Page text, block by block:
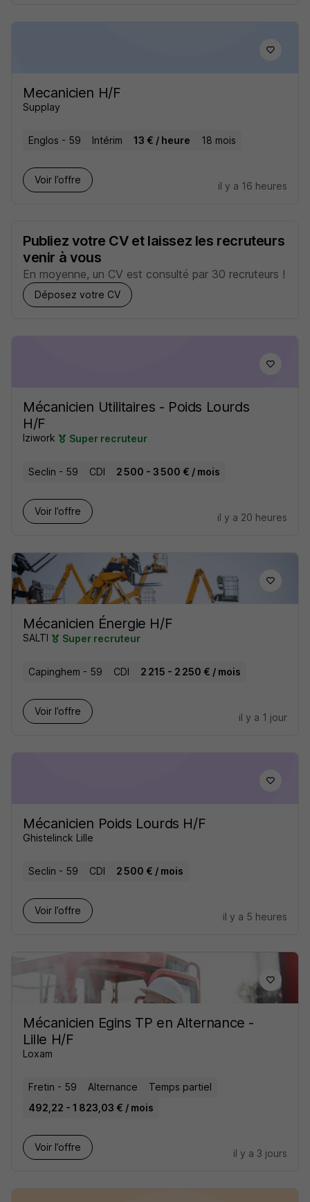
Mecanicien H/F
Supplay
Englos - 59 Intérim 13 € / heure 18 mois
Voir l’offre
il y a 16 heures
Publiez votre CV et laissez les recruteurs
venir à vous
En moyenne, un CV est consulté par 30 recruteurs !
Déposez votre CV
Mécanicien Utilitaires - Poids Lourds
H/F
Iziwork Super recruteur
Seclin - 59 CDI 2 500 - 3 500 € / mois
Voir l’offre
il y a 20 heures
Mécanicien Énergie H/F
SALTI Super recruteur
Capinghem - 59 CDI 2 215 - 2 250 € / mois
Voir l’offre
il y a 1 jour
Mécanicien Poids Lourds H/F
Ghistelinck Lille
Seclin - 59 CDI 2 500 € / mois
Voir l’offre
il y a 5 heures
Mécanicien Egins TP en Alternance -
Lille H/F
Loxam
Fretin - 59 Alternance
Temps partiel
492,22 - 1 823,03 € / mois
Voir l’offre
il y a 3 jours